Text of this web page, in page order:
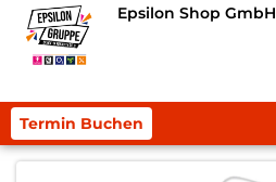
Epsilon Shop GmbH
Termin Buchen